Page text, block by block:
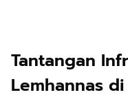
Tantangan
Lemhannas